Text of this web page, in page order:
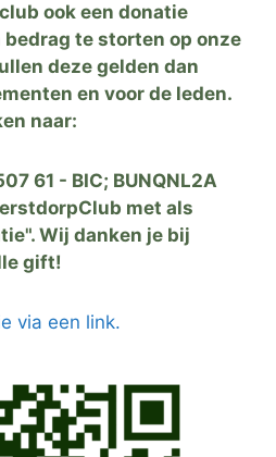
ook een donatie
te storten op onze
deze gelden dan
en voor de leden.
naar:
61 - BIC; BUNQNL2A
met als
Wij danken je bij
gift!
via een link.